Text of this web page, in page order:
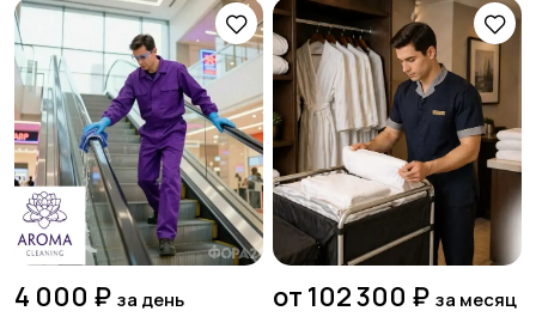
4 000 ₽ за день от 102 300 ₽ за месяц